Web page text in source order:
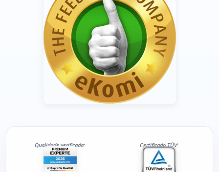
Qualidade verificada: Certificado TÜV: